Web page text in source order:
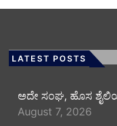
LATEST POSTS
ಅದೇ ಸಂಘ, ಹೊಸ
August 7, 2026